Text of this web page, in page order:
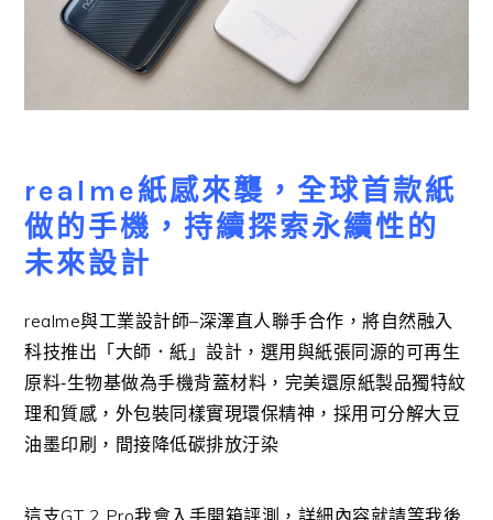
realme紙感來襲，全球首款紙
做的手機，持續探索永續性的
未來設計
realme與工業設計師–深澤直人聯手合作，將自然融入
科技推出「大師．紙」設計， 選用與紙張同源的可再生
原料‐生物基做為手機背蓋材料， 完美還原紙製品獨特紋
理和質感，外包裝同樣實現環保精神， 採用可分解大豆
油墨印刷，間接降低碳排放汙染
這支GT 2 Pro我會入手開箱評測，詳細內容就請等我後